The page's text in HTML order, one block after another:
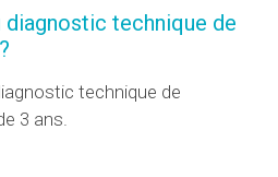
diagnostic technique de
technique de
3 ans.